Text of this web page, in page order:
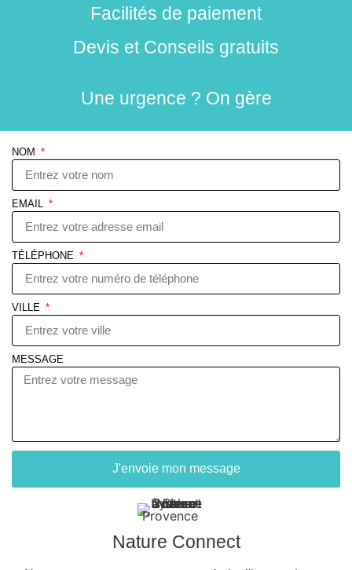
Facilités de paiement
Devis et Conseils gratuits
Une urgence ? On gère
NOM
EMAIL
TÉLÉPHONE
VILLE
MESSAGE
J'envoie mon message
Nature Connect